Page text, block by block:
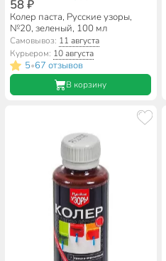
58 ₽
Колер паста, Русские узоры,
№20, зеленый, 100 мл
Самовывоз: 11 августа
Курьером: 10 августа
5•67 отзывов
В корзину